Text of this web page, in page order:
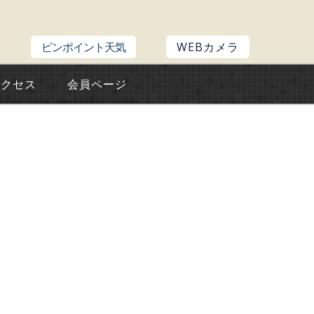
ピンポイント天気 WEBカメラ
セス 会員ページ